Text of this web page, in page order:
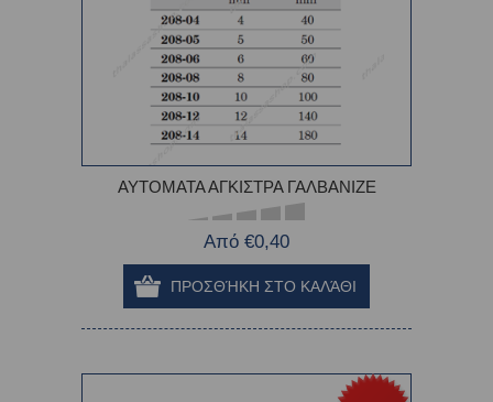
ΑΥΤΟΜΑΤΑ ΑΓΚΙΣΤΡΑ ΓΑΛΒΑΝΙΖΕ
Από €0,40